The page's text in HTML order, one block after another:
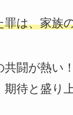
罪は、家族
共闘が熱い
待と盛り